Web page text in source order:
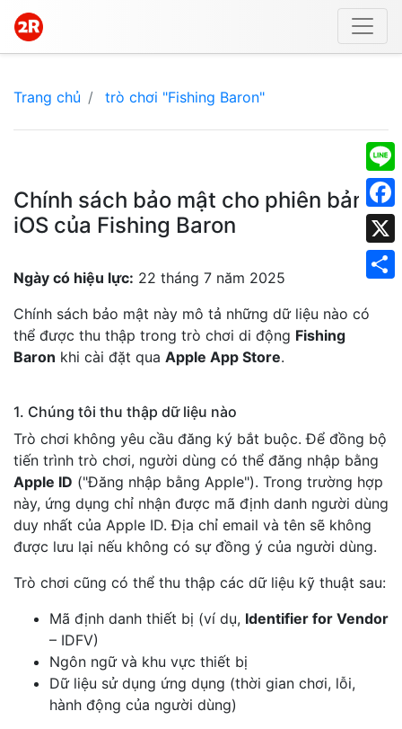
Line
X
Trang chủ trò chơi "Fishing Baron"
Chính sách bảo mật cho phiên bản
iOS của Fishing Baron
Ngày có hiệu lực: 22 tháng 7 năm 2025
Chính sách bảo mật này mô tả những dữ liệu nào có
thể được thu thập trong trò chơi di động Fishing
Baron khi cài đặt qua Apple App Store.
1. Chúng tôi thu thập dữ liệu nào
Trò chơi không yêu cầu đăng ký bắt buộc. Để đồng bộ
tiến trình trò chơi, người dùng có thể đăng nhập bằng
Apple ID ("Đăng nhập bằng Apple"). Trong trường hợp
này, ứng dụng chỉ nhận được mã định danh người dùng
duy nhất của Apple ID. Địa chỉ email và tên sẽ không
được lưu lại nếu không có sự đồng ý của người dùng.
Trò chơi cũng có thể thu thập các dữ liệu kỹ thuật sau:
Mã định danh thiết bị (ví dụ, Identifier for Vendor
– IDFV)
Ngôn ngữ và khu vực thiết bị
Dữ liệu sử dụng ứng dụng (thời gian chơi, lỗi,
hành động của người dùng)